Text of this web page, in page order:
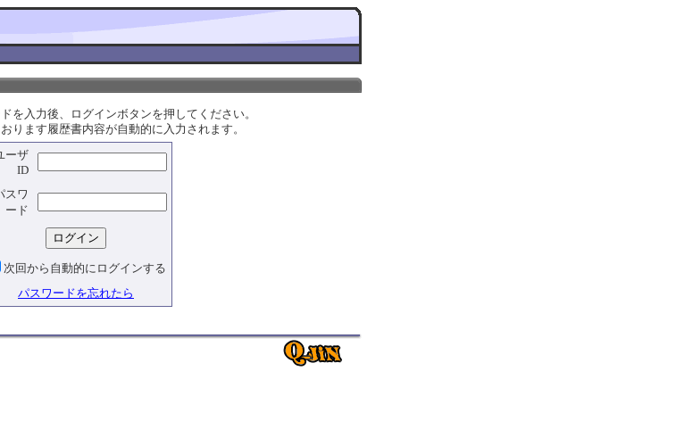
を入力後、ログインボタンを押してください。
ります履歴書内容が自動的に入力されます。
ーザ
ID
スワ
ード
次回から自動的にログインする
パスワードを忘れたら